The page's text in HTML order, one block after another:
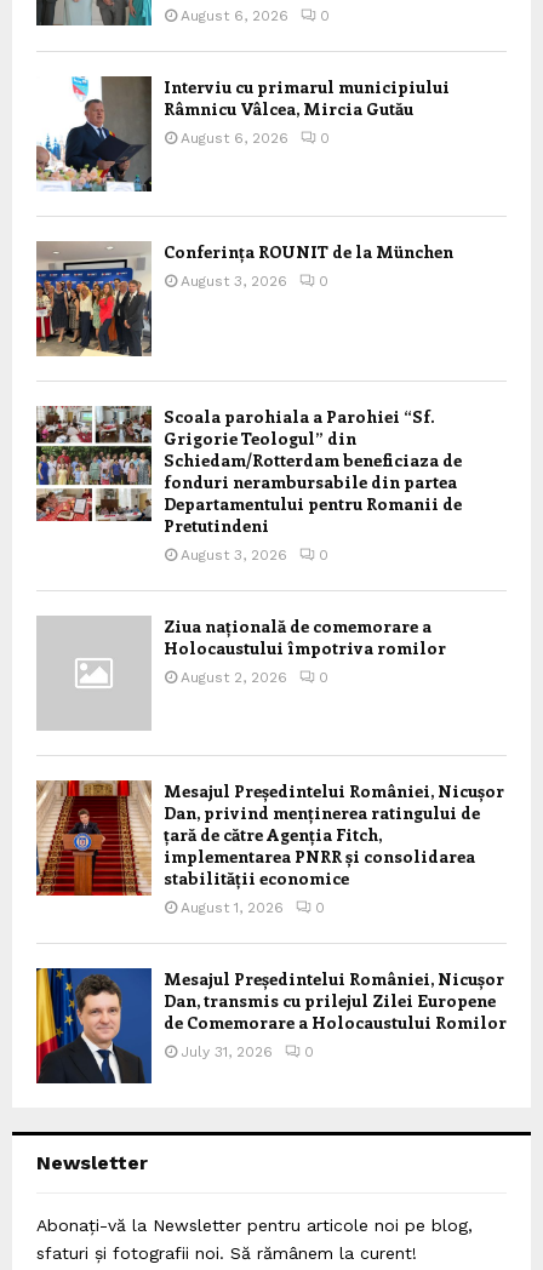
August 6, 2026 0
Interviu cu primarul municipiului
Râmnicu Vâlcea, Mircia Gutău
August 6, 2026 0
Conferința ROUNIT de la München
August 3, 2026 0
Scoala parohiala a Parohiei “Sf.
Grigorie Teologul” din
Schiedam/Rotterdam beneficiaza de
fonduri nerambursabile din partea
Departamentului pentru Romanii de
Pretutindeni
August 3, 2026 0
Ziua națională de comemorare a
Holocaustului împotriva romilor
August 2, 2026 0
Mesajul Președintelui României, Nicușor
Dan, privind menținerea ratingului de
țară de către Agenția Fitch,
implementarea PNRR și consolidarea
stabilității economice
August 1, 2026 0
Mesajul Președintelui României, Nicușor
Dan, transmis cu prilejul Zilei Europene
de Comemorare a Holocaustului Romilor
July 31, 2026 0
Newsletter
Abonați-vă la Newsletter pentru articole noi pe blog,
sfaturi și fotografii noi. Să rămânem la curent!